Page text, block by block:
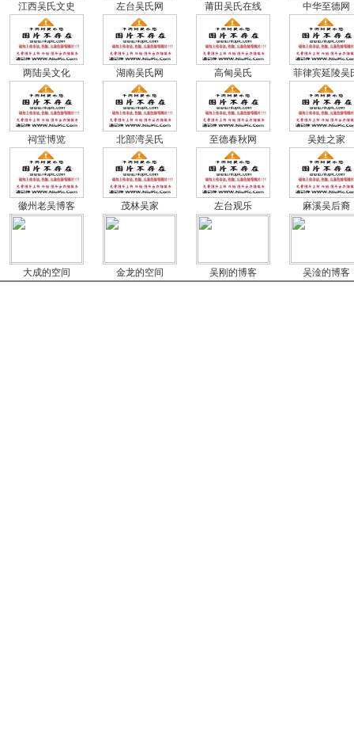
江西吴氏文史 左台吴氏网 莆田吴氏在线 中华至德网
两陆吴文化 湖南吴氏网 高甸吴氏 菲律宾延陵吴
祠堂博览 北部湾吴氏 至德春秋网 吴姓之家
徽州老吴博客 茂林吴家 左台观乐 麻溪吴后裔
大成的空间 金龙的空间 吴刚的博客 吴淦的博客